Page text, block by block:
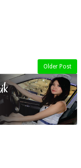
Older Post